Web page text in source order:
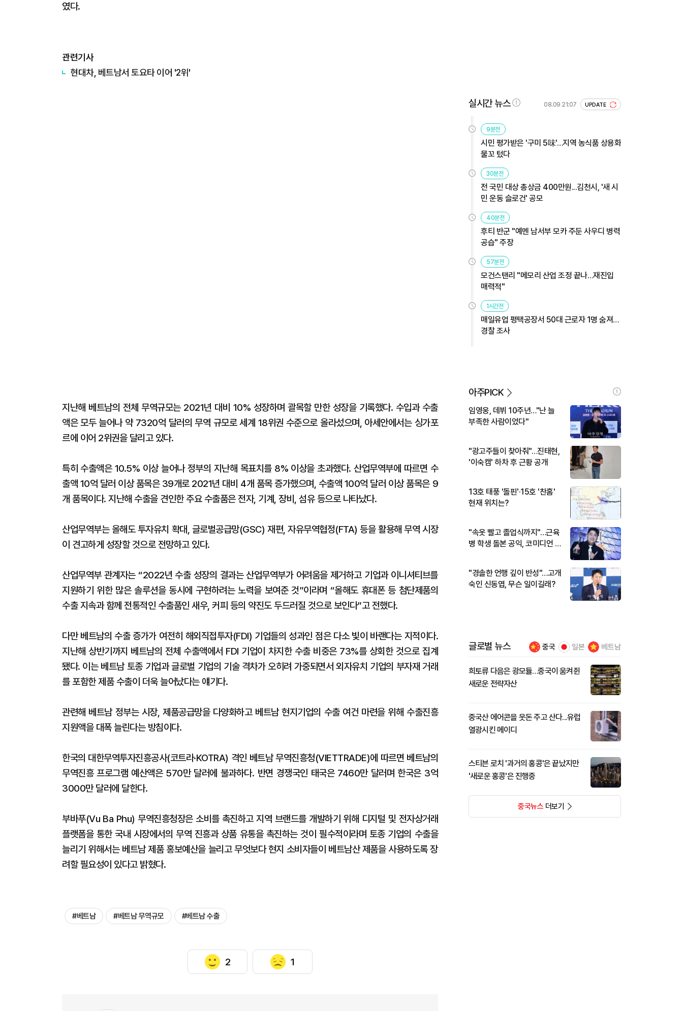
였다.
관련기사
​현대차, 베트남서 토요타 이어 '2위'
지난해 베트남의 전체 무역규모는 2021년 대비 10% 성장하며 괄목할 만한 성장을 기록했다. 수입과 수출
액은 모두 늘어나 약 7320억 달러의 무역 규모로 세계 18위권 수준으로 올라섰으며, 아세안에서는 싱가포
르에 이어 2위권을 달리고 있다.
특히 수출액은 10.5% 이상 늘어나 정부의 지난해 목표치를 8% 이상을 초과했다. 산업무역부에 따르면 수
출액 10억 달러 이상 품목은 39개로 2021년 대비 4개 품목 증가했으며, 수출액 100억 달러 이상 품목은 9
개 품목이다. 지난해 수출을 견인한 주요 수출품은 전자, 기계, 장비, 섬유 등으로 나타났다.
산업무역부는 올해도 투자유치 확대, 글로벌공급망(GSC) 재편, 자유무역협정(FTA) 등을 활용해 무역 시장
이 견고하게 성장할 것으로 전망하고 있다.
산업무역부 관계자는 “2022년 수출 성장의 결과는 산업무역부가 어려움을 제거하고 기업과 이니셔티브를
지원하기 위한 많은 솔루션을 동시에 구현하려는 노력을 보여준 것”이라며 “올해도 휴대폰 등 첨단제품의
수출 지속과 함께 전통적인 수출품인 새우, 커피 등의 약진도 두드러질 것으로 보인다”고 전했다.
다만 베트남의 수출 증가가 여전히 해외직접투자(FDI) 기업들의 성과인 점은 다소 빛이 바랜다는 지적이다.
지난해 상반기까지 베트남의 전체 수출액에서 FDI 기업이 차지한 수출 비중은 73%를 상회한 것으로 집계
됐다. 이는 베트남 토종 기업과 글로벌 기업의 기술 격차가 오히려 가중되면서 외자유치 기업의 부자재 거래
를 포함한 제품 수출이 더욱 늘어났다는 얘기다.
관련해 베트남 정부는 시장, 제품공급망을 다양화하고 베트남 현지기업의 수출 여건 마련을 위해 수출진흥
지원액을 대폭 늘린다는 방침이다.
한국의 대한무역투자진흥공사(코트라·KOTRA) 격인 베트남 무역진흥청(VIETTRADE)에 따르면 베트남의
무역진흥 프로그램 예산액은 570만 달러에 불과하다. 반면 경쟁국인 태국은 7460만 달러며 한국은 3억
3000만 달러에 달한다.
부바푸(Vu Ba Phu) 무역진흥청장은 소비를 촉진하고 지역 브랜드를 개발하기 위해 디지털 및 전자상거래
플랫폼을 통한 국내 시장에서의 무역 진흥과 상품 유통을 촉진하는 것이 필수적이라며 토종 기업의 수출을
늘리기 위해서는 베트남 제품 홍보예산을 늘리고 무엇보다 현지 소비자들이 베트남산 제품을 사용하도록 장
려할 필요성이 있다고 밝혔다.
#베트남 #베트남 무역규모 #베트남 수출
2 1
실시간 뉴스 08.09 21:07 UPDATE
9분전
시민 평가받은 '구미 5味'…지역 농식품 상용화
물꼬 텄다
30분전
전 국민 대상 총상금 400만원...김천시, '새 시
민 운동 슬로건' 공모
40분전
후티 반군 "예멘 남서부 모카 주둔 사우디 병력
공습" 주장
57분전
모건스탠리 "메모리 산업 조정 끝나…재진입
매력적"
1시간전
매일유업 평택공장서 50대 근로자 1명 숨져…
경찰 조사
아주PICK
임영웅, 데뷔 10주년…"난 늘
부족한 사람이었다"
"광고주들이 찾아줘"…진태현,
'이숙캠' 하차 후 근황 공개
13호 태풍 '돌핀'·15호 '찬홈'
현재 위치는?
"속옷 빨고 졸업식까지"…근육
병 학생 돌본 공익, 코미디언 김
"경솔한 언행 깊이 반성"…고개
숙인 신동엽, 무슨 일이길래?
글로벌 뉴스 중국 일본 베트남
희토류 다음은 광모듈…중국이 움켜쥔
새로운 전략자산
중국산 에어콘을 웃돈 주고 산다...유럽
열광시킨 메이디
스티븐 로치 '과거의 홍콩'은 끝났지만
'새로운 홍콩'은 진행중
중국뉴스더보기